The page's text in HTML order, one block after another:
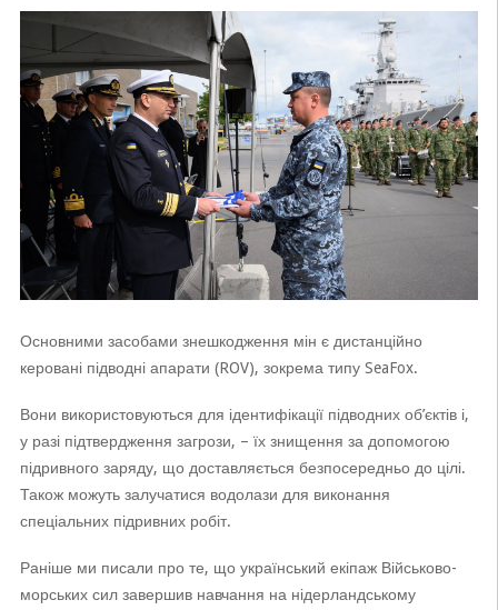
Основними засобами знешкодження мін є дистанційно
керовані підводні апарати (ROV), зокрема типу SeaFox.
Вони використовуються для ідентифікації підводних об’єктів і,
у разі підтвердження загрози, – їх знищення за допомогою
підривного заряду, що доставляється безпосередньо до цілі.
Також можуть залучатися водолази для виконання
спеціальних підривних робіт.
Раніше ми писали про те, що український екіпаж Військово-
морських сил завершив навчання на нідерландському